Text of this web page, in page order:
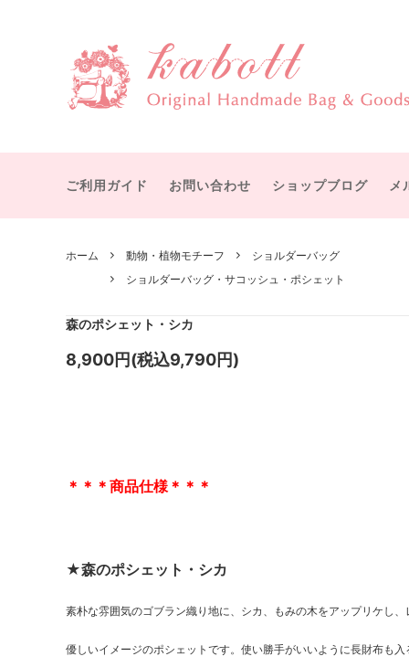
赤毛のアン
宮沢賢治 オズの
シャーロック・ホームズ メアリ
グリム童話
すぐにお届け
ボストンバッグ
ショル
付属品
カボットについて
ご利用ガイド お問い合わせ ショップブログ メ
ホーム 動物・植物モチーフ
ショルダーバッグ
ショルダーバッグ・サコッシュ・ポシェット
森のポシェット・シカ
8,900円(税込9,790円)
＊＊＊商品仕様＊＊＊
★森のポシェット・シカ
素朴な雰囲気のゴブラン織り地に、シカ、もみの木をアップリケし、
優しいイメージのポシェットです。使い勝手がいいように長財布も入